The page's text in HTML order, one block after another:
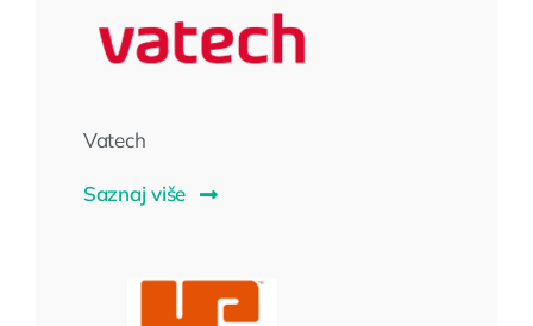
Vatech
Saznaj više